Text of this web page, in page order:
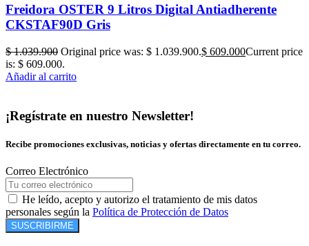
Freidora OSTER 9 Litros Digital Antiadherente
CKSTAF90D Gris
$1.039.900 Original price was: $ 1.039.900.$ 609.000Current price
is: $ 609.000.
Añadir al carrito
¡Regístrate en nuestro Newsletter!
Recibe promociones exclusivas, noticias y ofertas directamente en tu correo.
Correo Electrónico
He leído, acepto y autorizo el tratamiento de mis datos
personales según la Política de Protección de Datos
SUSCRIBIRME